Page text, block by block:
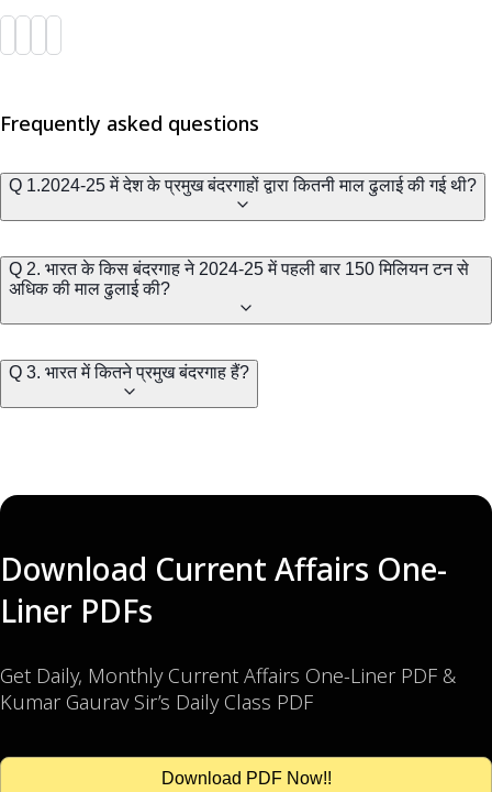
Frequently asked questions
Q 1.2024-25 में देश के प्रमुख बंदरगाहों द्वारा कितनी माल ढुलाई की गई थी?
Q 2. भारत के किस बंदरगाह ने 2024-25 में पहली बार 150 मिलियन टन से
अधिक की माल ढुलाई की?
Q 3. भारत में कितने प्रमुख बंदरगाह हैं?
Download Current Affairs One-
Liner PDFs
Get Daily, Monthly Current Affairs One-Liner PDF &
Kumar Gaurav Sir’s Daily Class PDF
Download PDF Now!!